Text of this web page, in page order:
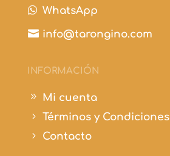
 WhatsApp
 info@tarongino.com
INFORMACIÓN
9 Mi cuenta
5 Términos y Condiciones
5 Contacto